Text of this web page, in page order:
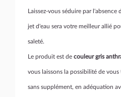
Laissez-vous séduire par
jet d'eau sera votre meilleur allié
saleté.
Le produit est de couleur gris
vous laissons la possibilité de
sans supplément, en adéquation